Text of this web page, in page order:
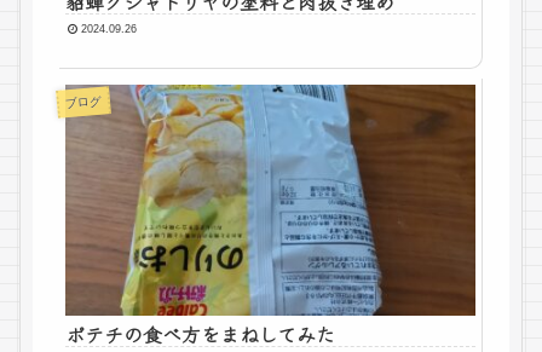
2024.09.26
ブログ
ポテチの食べ方をまねしてみた